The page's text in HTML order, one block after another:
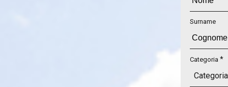
Surname
Categoria *